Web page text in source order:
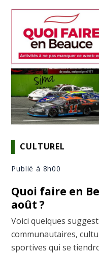
CULTUREL
Publié à 8h00
Quoi faire en
août ?
Voici quelques
communautaires,
sportives qui se